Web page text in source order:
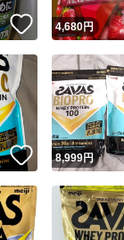
いいね！
4,680円
いいね！
8,999円